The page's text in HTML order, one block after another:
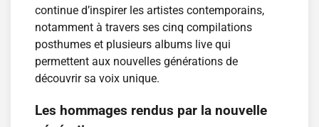
continue d’inspirer les artistes contemporains,
notamment à travers ses cinq compilations
posthumes et plusieurs albums live qui
permettent aux nouvelles générations de
découvrir sa voix unique.
Les hommages rendus par la nouvelle